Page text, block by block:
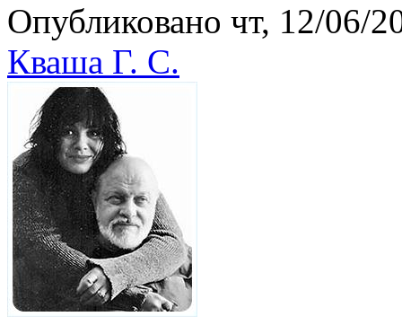
Опубликовано чт, 12/06/
Кваша Г. С.